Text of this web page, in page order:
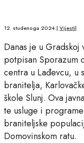
12. studenoga 2024.| Vijesti|
Danas je u
potpisan Sporazum
centra u Lađevcu, u
branitelja,
škole Slunj. Ova
te usluge i
braniteljske
Domovinskom ratu.